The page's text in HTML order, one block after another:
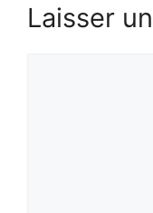
Laisser